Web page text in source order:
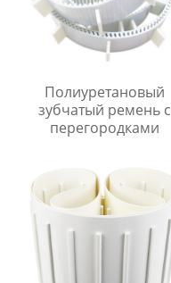
Полиуретановый
зубчатый ремень с
перегородками